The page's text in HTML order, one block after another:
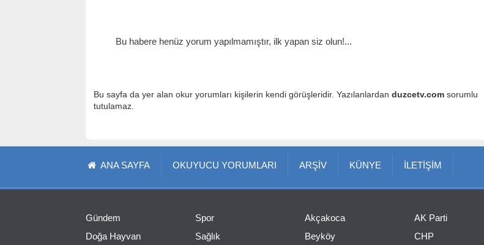
Bu habere henüz yorum yapılmamıştır, ilk yapan siz olun!...
Bu sayfa da yer alan okur yorumları kişilerin kendi görüşleridir. Yazılanlardan duzcetv.com sorumlu
tutulamaz.
ANA SAYFA OKUYUCU YORUMLARI ARŞİV KÜNYE İLETİŞİM
Gündem
Doğa Hayvan
Spor
Sağlık
Akçakoca
Beyköy
AK Parti
CHP